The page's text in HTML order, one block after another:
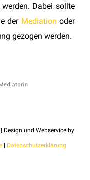
Dabei sollte
der Mediation oder
gezogen werden.
und Webservice by
| Datenschutzerklärung